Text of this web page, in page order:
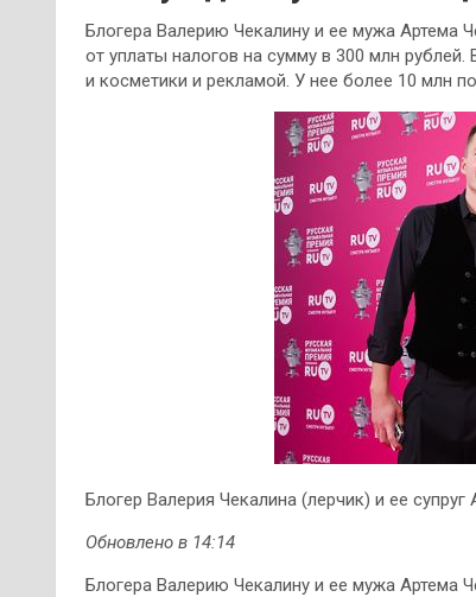
Блогера Валерию Чекалину и ее мужа Артема
от уплаты налогов на сумму в 300 млн
и косметики и рекламой. У нее более 10 млн
Блогер Валерия Чекалина (лерчик) и ее
Обновлено в 14:14
Блогера Валерию Чекалину и ее мужа Артема